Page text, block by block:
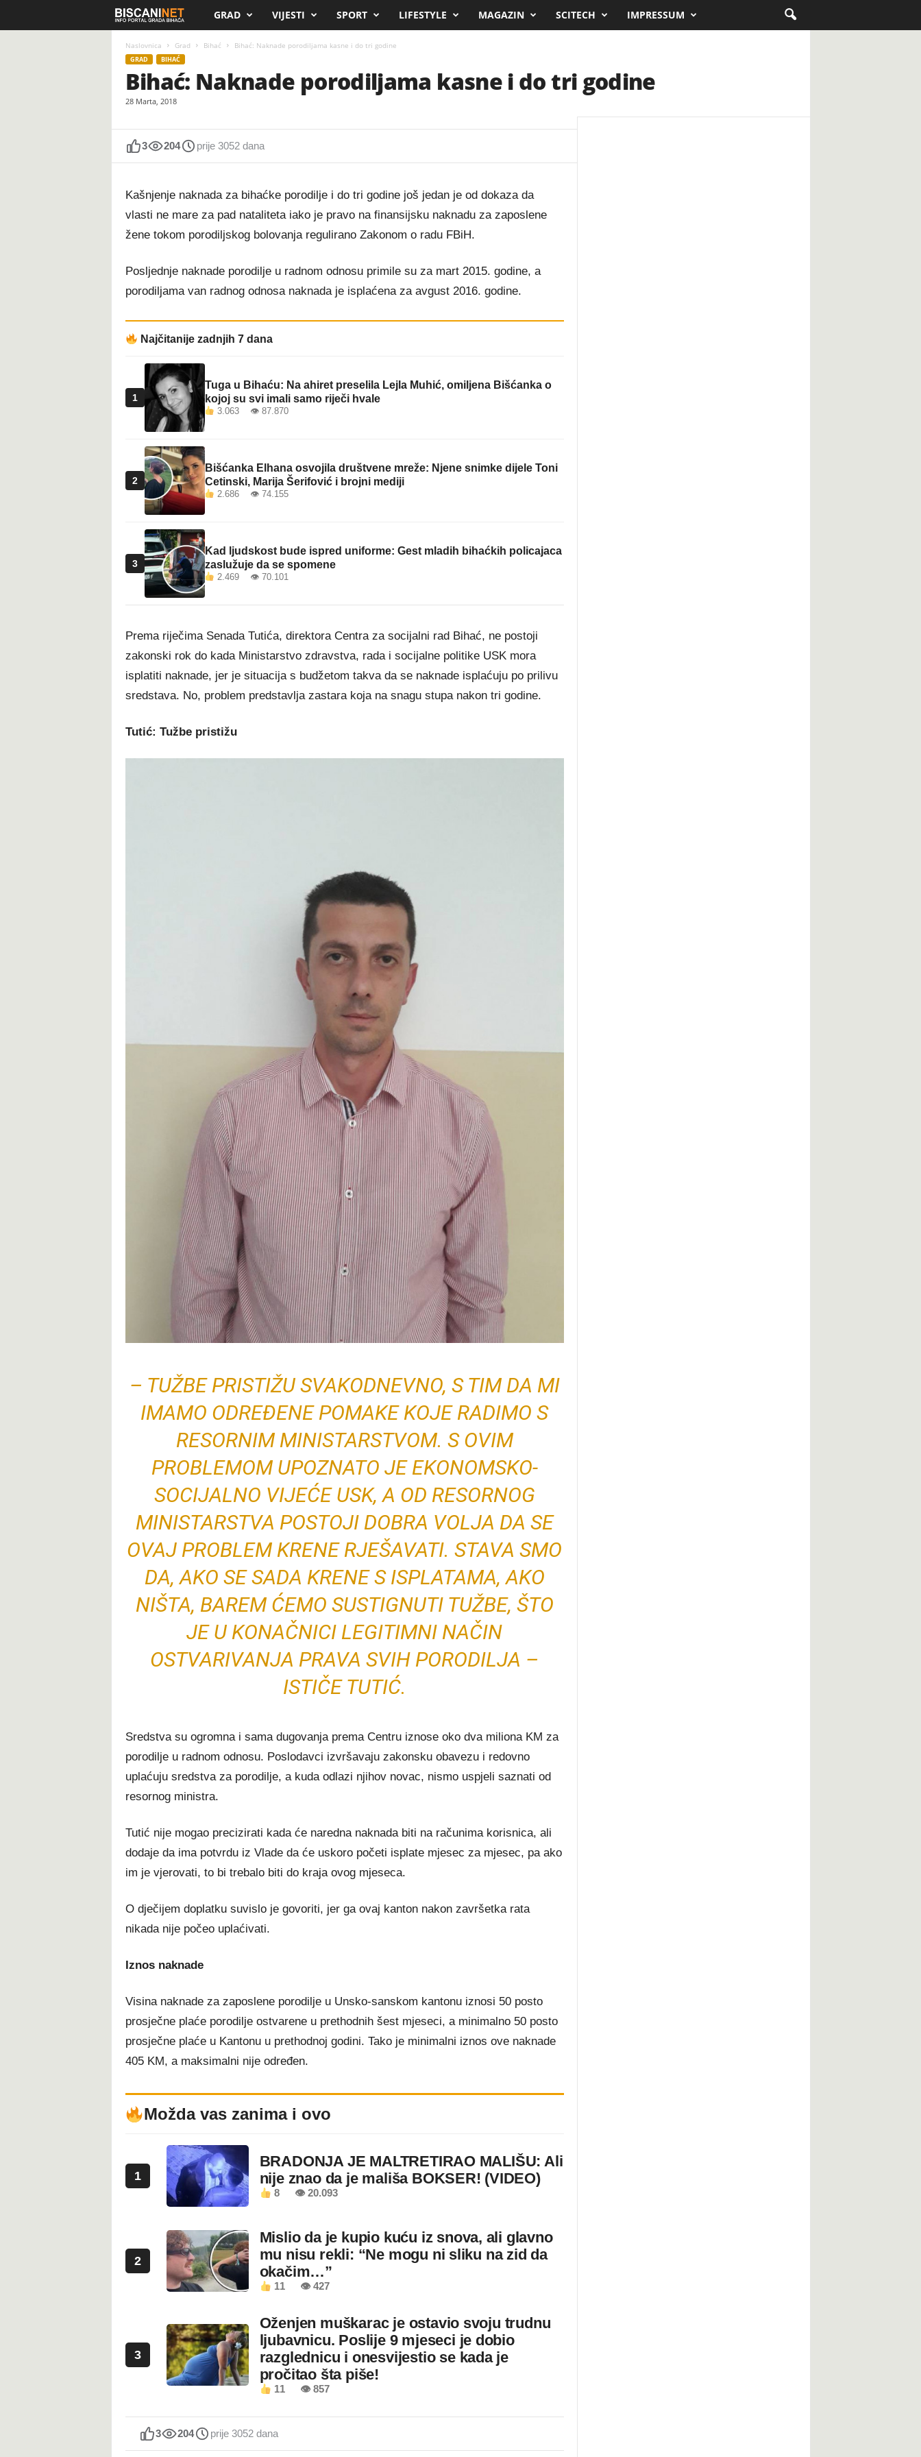
i
s
n
i
GRAD VIJESTI SPORT LIFESTYLE MAGAZIN SCITECH IMPRESSUM
Naslovnica Grad Bihać Bihać: Naknade porodiljama kasne i do tri godine
GRAD BIHAĆ
Bihać: Naknade porodiljama kasne i do tri godine
28 Marta, 2018
3 204 prije 3052 dana
Kašnjenje naknada za bihaćke porodilje i do tri godine još jedan je od dokaza da
vlasti ne mare za pad nataliteta iako je pravo na finansijsku naknadu za zaposlene
žene tokom porodiljskog bolovanja regulirano Zakonom o radu FBiH.
Posljednje naknade porodilje u radnom odnosu primile su za mart 2015. godine, a
porodiljama van radnog odnosa naknada je isplaćena za avgust 2016. godine.
Najčitanije zadnjih 7 dana
1
Tuga u Bihaću: Na ahiret preselila Lejla Muhić, omiljena Bišćanka o
kojoj su svi imali samo riječi hvale
3.063 👁 87.870
2
Bišćanka Elhana osvojila društvene mreže: Njene snimke dijele Toni
Cetinski, Marija Šerifović i brojni mediji
2.686 👁 74.155
3
Kad ljudskost bude ispred uniforme: Gest mladih bihaćkih policajaca
zaslužuje da se spomene
2.469 👁 70.101
Prema riječima Senada Tutića, direktora Centra za socijalni rad Bihać, ne postoji
zakonski rok do kada Ministarstvo zdravstva, rada i socijalne politike USK mora
isplatiti naknade, jer je situacija s budžetom takva da se naknade isplaćuju po prilivu
sredstava. No, problem predstavlja zastara koja na snagu stupa nakon tri godine.
Tutić: Tužbe pristižu
– TUŽBE PRISTIŽU SVAKODNEVNO, S TIM DA MI
IMAMO ODREĐENE POMAKE KOJE RADIMO S
RESORNIM MINISTARSTVOM. S OVIM
PROBLEMOM UPOZNATO JE EKONOMSKO-
SOCIJALNO VIJEĆE USK, A OD RESORNOG
MINISTARSTVA POSTOJI DOBRA VOLJA DA SE
OVAJ PROBLEM KRENE RJEŠAVATI. STAVA SMO
DA, AKO SE SADA KRENE S ISPLATAMA, AKO
NIŠTA, BAREM ĆEMO SUSTIGNUTI TUŽBE, ŠTO
JE U KONAČNICI LEGITIMNI NAČIN
OSTVARIVANJA PRAVA SVIH PORODILJA –
ISTIČE TUTIĆ.
Sredstva su ogromna i sama dugovanja prema Centru iznose oko dva miliona KM za
porodilje u radnom odnosu. Poslodavci izvršavaju zakonsku obavezu i redovno
uplaćuju sredstva za porodilje, a kuda odlazi njihov novac, nismo uspjeli saznati od
resornog ministra.
Tutić nije mogao precizirati kada će naredna naknada biti na računima korisnica, ali
dodaje da ima potvrdu iz Vlade da će uskoro početi isplate mjesec za mjesec, pa ako
im je vjerovati, to bi trebalo biti do kraja ovog mjeseca.
O dječijem doplatku suvislo je govoriti, jer ga ovaj kanton nakon završetka rata
nikada nije počeo uplaćivati.
Iznos naknade
Visina naknade za zaposlene porodilje u Unsko-sanskom kantonu iznosi 50 posto
prosječne plaće porodilje ostvarene u prethodnih šest mjeseci, a minimalno 50 posto
prosječne plaće u Kantonu u prethodnoj godini. Tako je minimalni iznos ove naknade
405 KM, a maksimalni nije određen.
Možda vas zanima i ovo
1
BRADONJA JE MALTRETIRAO MALIŠU: Ali
nije znao da je mališa BOKSER! (VIDEO)
8 👁 20.093
2
Mislio da je kupio kuću iz snova, ali glavno
mu nisu rekli: “Ne mogu ni sliku na zid da
okačim…”
11 👁 427
3
Oženjen muškarac je ostavio svoju trudnu
ljubavnicu. Poslije 9 mjeseci je dobio
razglednicu i onesvijestio se kada je
pročitao šta piše!
11 👁 857
3 204 prije 3052 dana